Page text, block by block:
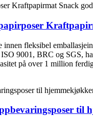
fleksibel
9001, BRC og SGS,
på over 1 million